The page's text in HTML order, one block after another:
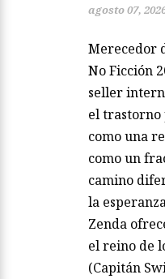
agosto 07,
Merecedor
No Ficción
seller
el trastorno
como una
como un
camino
la
Zenda
el reino de
(Capitán